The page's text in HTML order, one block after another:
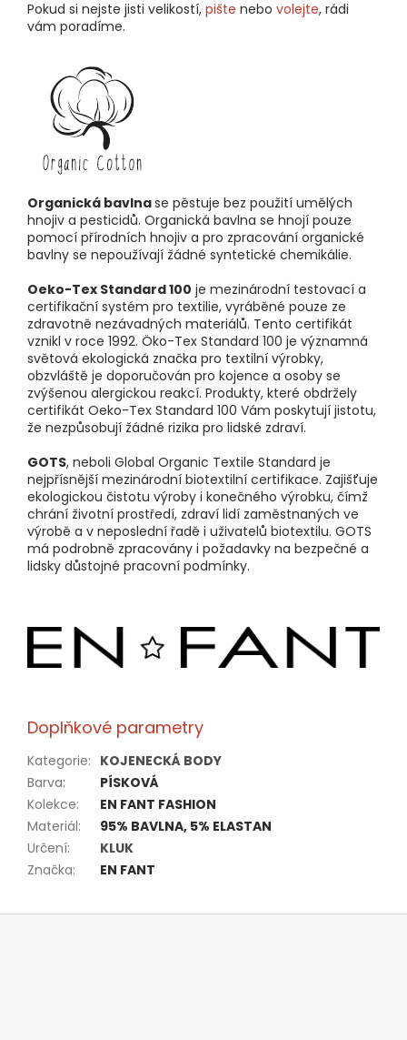
Pokud si nejste jisti velikostí, pište nebo volejte, rádi
vám poradíme.
Organická bavlnase pěstuje bez použití umělých
hnojiv a pesticidů. Organická bavlna se hnojí pouze
pomocí přírodních hnojiv a pro zpracování organické
bavlny se nepoužívají žádné syntetické chemikálie.
Oeko-Tex Standard 100 je mezinárodní testovací a
certifikační systém pro textilie, vyráběné pouze ze
zdravotně nezávadných materiálů. Tento certifikát
vznikl v roce 1992. Öko-Tex Standard 100 je významná
světová ekologická značka pro textilní výrobky,
obzvláště je doporučován pro kojence a osoby se
zvýšenou alergickou reakcí. Produkty, které obdržely
certifikát Oeko-Tex Standard 100 Vám poskytují jistotu,
že nezpůsobují žádné rizika pro lidské zdraví.
GOTS, neboli Global Organic Textile Standard je
nejpřísnější mezinárodní biotextilní certifikace. Zajišťuje
ekologickou čistotu výroby i konečného výrobku, čímž
chrání životní prostředí, zdraví lidí zaměstnaných ve
výrobě a v neposlední řadě i uživatelů biotextilu. GOTS
má podrobně zpracovány i požadavky na bezpečné a
lidsky důstojné pracovní podmínky.
Doplňkové parametry
Kategorie: KOJENECKÁ BODY
Barva:
PÍSKOVÁ
Kolekce:
EN FANT FASHION
Materiál:
95% BAVLNA, 5% ELASTAN
Určení:
KLUK
Značka: EN FANT
Z